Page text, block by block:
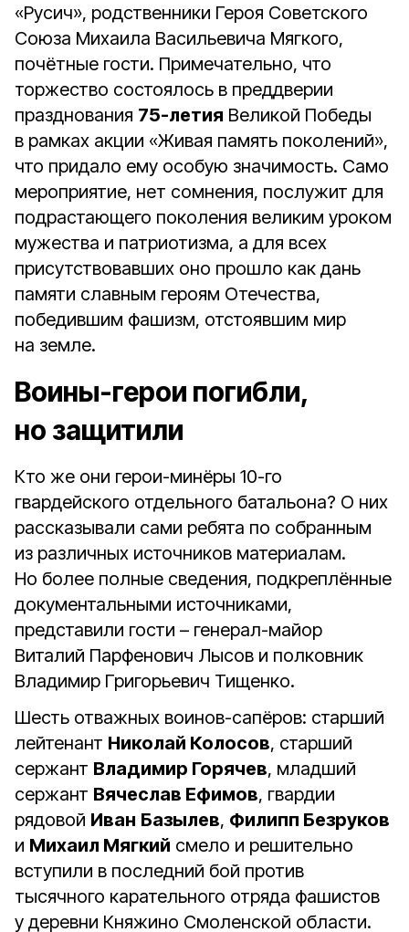
«Русич», родственники Героя Советского
Союза Михаила Васильевича Мягкого,
почётные гости. Примечательно, что
торжество состоялось в преддверии
празднования 75-летия Великой Победы
в рамках акции «Живая память поколений»,
что придало ему особую значимость. Само
мероприятие, нет сомнения, послужит для
подрастающего поколения великим уроком
мужества и патриотизма, а для всех
присутствовавших оно прошло как дань
памяти славным героям Отечества,
победившим фашизм, отстоявшим мир
на земле.
Воины-герои погибли,
но защитили
Кто же они герои-минёры 10-го
гвардейского отдельного батальона? О них
рассказывали сами ребята по собранным
из различных источников материалам.
Но более полные сведения, подкреплённые
документальными источниками,
представили гости – генерал-майор
Виталий Парфенович Лысов и полковник
Владимир Григорьевич Тищенко.
Шесть отважных воинов-сапёров: старший
лейтенант Николай Колосов, старший
сержант Владимир Горячев, младший
сержант Вячеслав Ефимов, гвардии
рядовой Иван Базылев, Филипп Безруков
и Михаил Мягкий смело и решительно
вступили в последний бой против
тысячного карательного отряда фашистов
у деревни Княжино Смоленской области.